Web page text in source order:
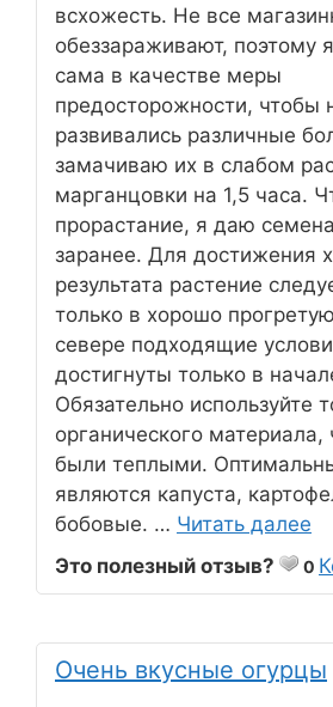
всхожесть. Не все
обеззараживают, поэтому
сама в качестве меры
предосторожности, чтобы
развивались различные
замачиваю их в слабом
марганцовки на 1,5 часа.
прорастание, я даю
заранее. Для достижения
результата растение
только в хорошо
севере подходящие
достигнуты только в
Обязательно используйте
органического материала,
были теплыми.
являются капуста,
бобовые. … Читать далее
Это полезный отзыв?
0
Очень вкусные огурцы